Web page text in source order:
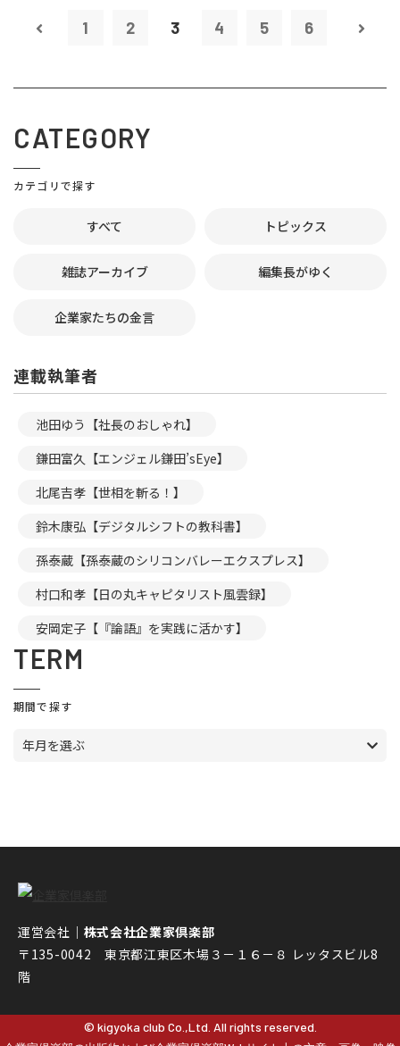
1 2 3 4 5 6
CATEGORY
カテゴリで探す
すべて トピックス
雑誌アーカイブ 編集長がゆく
企業家たちの金言
連載執筆者
池田ゆう【社長のおしゃれ】
鎌田富久【エンジェル鎌田’sEye】
北尾吉孝【世相を斬る！】
鈴木康弘【デジタルシフトの教科書】
孫泰蔵【孫泰蔵のシリコンバレーエクスプレス】
村口和孝【日の丸キャピタリスト風雲録】
安岡定子【『論語』を実践に活かす】
TERM
期間で探す
年月を選ぶ
運営会社｜ 株式会社企業家倶楽部
〒135-0042 東京都江東区木場３－１６－８ レッタスビル8
階
© kigyoka club Co.,Ltd. All rights reserved.